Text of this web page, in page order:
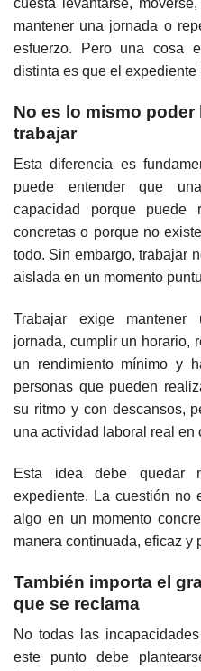
cuesta levantarse,
mantener una jornada o
esfuerzo. Pero una cosa
distinta es que el
No es lo mismo
trabajar
Esta diferencia es
puede entender que
capacidad porque puede
concretas o porque no
todo. Sin embargo, trabajar
aislada en un momento
Trabajar exige mantener
jornada, cumplir un horario,
un rendimiento mínimo y
personas que pueden
su ritmo y con descansos,
una actividad laboral real en
Esta idea debe quedar
expediente. La cuestión no
algo en un momento
manera continuada, eficaz y
También importa el
que se reclama
No todas las
este punto debe